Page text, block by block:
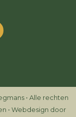
• Alle rechten
• Webdesign door